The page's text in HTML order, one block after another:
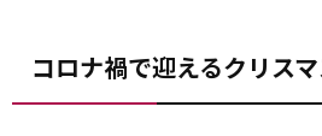
コロナ禍で迎えるクリス